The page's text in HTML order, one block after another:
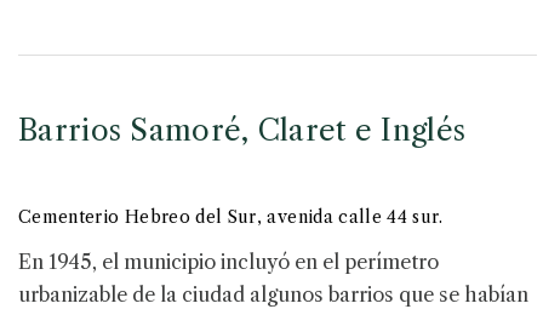
Barrios Samoré, Claret e Inglés
Cementerio Hebreo del Sur, avenida calle 44 sur.
En 1945, el municipio incluyó en el perímetro
urbanizable de la ciudad algunos barrios que se habían